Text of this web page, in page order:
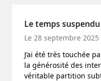
Le temps suspendu
Le 28 septembre
J’ai été très touchée
la générosité des
véritable partition